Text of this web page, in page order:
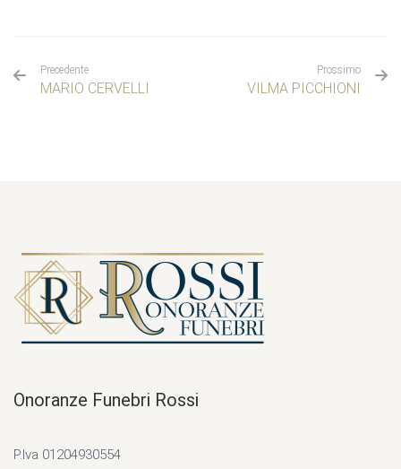
Precedente
MARIO CERVELLI
Prossimo
VILMA PICCHIONI
Onoranze Funebri Rossi
P.Iva 01204930554